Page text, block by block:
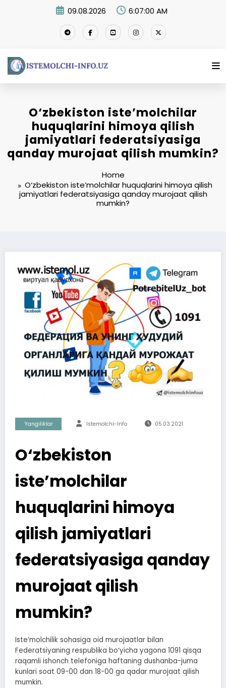
09.08.2026 6:07:00 AM
O‘zbekiston iste’molchilar
huquqlarini himoya qilish
jamiyatlari federatsiyasiga
qanday murojaat qilish mumkin?
Home
O‘zbekiston iste’molchilar huquqlarini himoya qilish
jamiyatlari federatsiyasiga qanday murojaat qilish
mumkin?
Yangiliklar Istemolchi-Info 05.03.2021
O‘zbekiston
iste’molchilar
huquqlarini himoya
qilish jamiyatlari
federatsiyasiga qanday
murojaat qilish
mumkin?
Iste’molchilik sohasiga oid murojaatlar bilan
Federatsiyaning respublika bo‘yicha yagona 1091 qisqa
raqamli ishonch telefoniga haftaning dushanba-juma
kunlari soat 09-00 dan 18-00 ga qadar murojaat qilish
mumkin.